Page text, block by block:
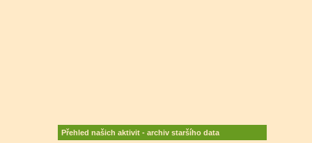
Přehled našich aktivit - archiv staršího data